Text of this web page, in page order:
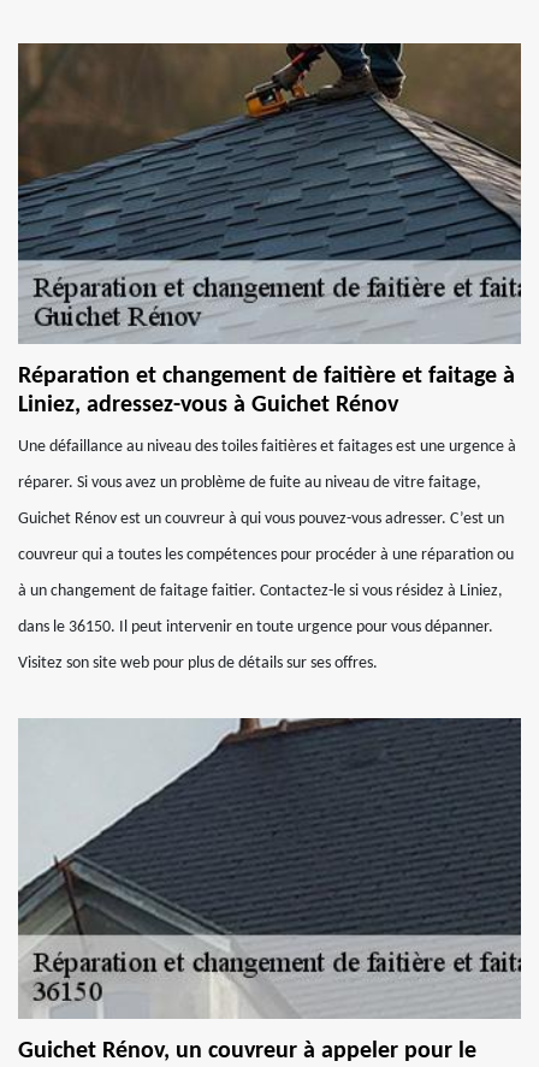
Réparation et changement de faitière et faitage à
Liniez, adressez-vous à Guichet Rénov
Une défaillance au niveau des toiles faitières et faitages est une urgence à
réparer. Si vous avez un problème de fuite au niveau de vitre faitage,
Guichet Rénov est un couvreur à qui vous pouvez-vous adresser. C’est un
couvreur qui a toutes les compétences pour procéder à une réparation ou
à un changement de faitage faitier. Contactez-le si vous résidez à Liniez,
dans le 36150. Il peut intervenir en toute urgence pour vous dépanner.
Visitez son site web pour plus de détails sur ses offres.
Guichet Rénov, un couvreur à appeler pour le